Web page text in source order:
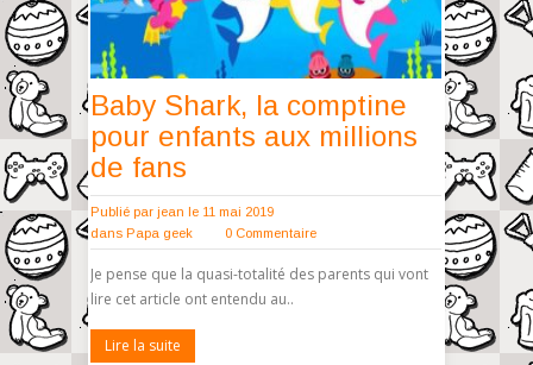
Baby Shark, la comptine
pour enfants aux millions
de fans
Publié par jean le 11 mai 2019
dans Papa geek 0 Commentaire
Je pense que la quasi-totalité des parents qui vont
lire cet article ont entendu au..
Lire la suite